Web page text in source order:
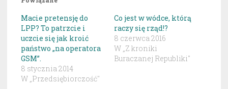
Macie pretensję do
LPP? To patrzcie i
uczcie się jak kroić
państwo „na operatora
GSM”.
8 stycznia 2014
W „Przedsiębiorczość"
Co jest w wódce, którą
raczy się rząd!?
8 czerwca 2016
W „Z kroniki
Buraczanej Republiki"